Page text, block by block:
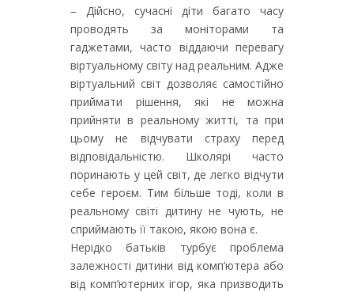
– Дійсно, сучасні діти багато часу
проводять за моніторами та
гаджетами, часто віддаючи перевагу
віртуальному світу над реальним. Адже
віртуальний світ дозволяє самостійно
приймати рішення, які не можна
прийняти в реальному житті, та при
цьому не відчувати страху перед
відповідальністю. Школярі часто
поринають у цей світ, де легко відчути
себе героєм. Тим більше тоді, коли в
реальному світі дитину не чують, не
сприймають її такою, якою вона є.
Нерідко батьків турбує проблема
залежності дитини від комп’ютера або
від комп’ютерних ігор, яка призводить